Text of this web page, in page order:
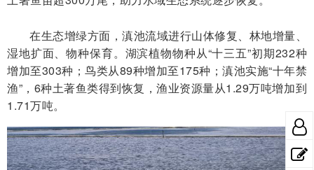
在生态增绿方面，滇池流域进行山体修复、林地增量、
湿地扩面、物种保育。湖滨植物物种从“十三五”初期232种
增加至303种；鸟类从89种增加至175种；滇池实施“十年禁
渔”，6种土著鱼类得到恢复，渔业资源量从1.29万吨增加到
1.71万吨。